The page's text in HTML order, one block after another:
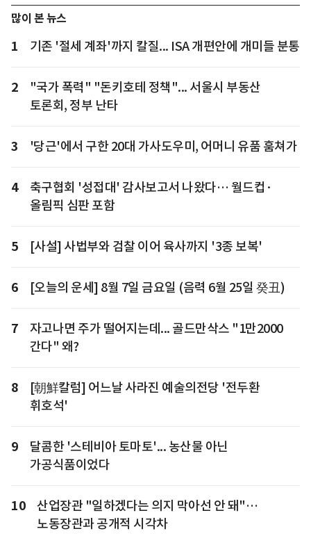
많이 본 뉴스
1 기존 '절세 계좌'까지 칼질... ISA 개편안에 개미들 분통
2
"국가 폭력" "돈키호테 정책"... 서울시 부동산
토론회, 정부 난타
3 '당근'에서 구한 20대 가사도우미, 어머니 유품 훔쳐가
4
축구협회 '성접대' 감사보고서 나왔다… 월드컵·
올림픽 심판 포함
5 [사설] 사법부와 검찰 이어 육사까지 '3종 보복'
6 [오늘의 운세] 8월 7일 금요일 (음력 6월 25일 癸丑)
7
자고나면 주가 떨어지는데... 골드만삭스 "1만2000
간다" 왜?
8
[朝鮮칼럼] 어느날 사라진 예술의전당 '전두환
휘호석'
9
달콤한 '스테비아 토마토'... 농산물 아닌
가공식품이었다
10
산업장관 "일하겠다는 의지 막아선 안 돼"…
노동장관과 공개적 시각차